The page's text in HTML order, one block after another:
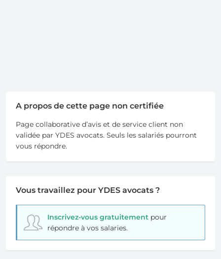
A propos de cette page non certifiée
Page collaborative d’avis et de service client non
validée par YDES avocats. Seuls les salariés pourront
vous répondre.
Vous travaillez pour YDES avocats ?
Inscrivez-vous gratuitementpour
répondre à vos salaries.